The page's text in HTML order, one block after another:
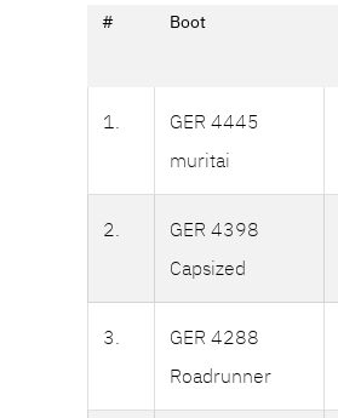
# Boot
1.
GER 4445
muritai
2.
GER 4398
Capsized
3.
GER 4288
Roadrunner